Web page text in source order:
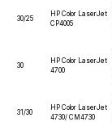
30/25
HP Color LaserJet
CP4005
30
HP Color LaserJet
4700
31/30
HP Color LaserJet
4730/ CM4730